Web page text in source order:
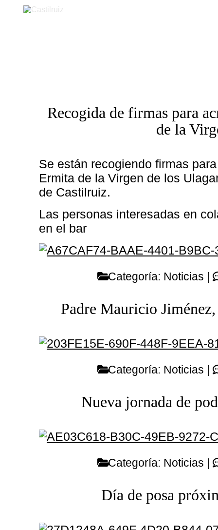
Recogida de firmas para
de la
Se están recogiendo firmas
Ermita de la Virgen de los
de Castilruiz.
Las personas interesadas en
en el bar
Categoría: Noticias |
Padre Mauricio
Categoría: Noticias |
Nueva jornada de
Categoría: Noticias |
Día de posa